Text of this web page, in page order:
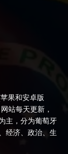
果和安卓版
站每天更新，
主，分为葡萄牙
经济、政治、生